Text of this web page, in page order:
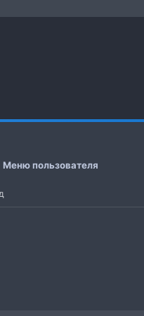
Меню пользователя